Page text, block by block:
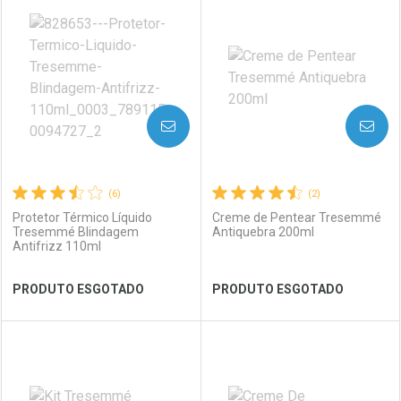
Laboratório
Ver Desconto Convênio
Por Menos Laboratório
Ver Desconto Convênio
Por Menos
(6)
Protetor Térmico Líquido
Tresemmé Blindagem
Antifrizz 110ml
PRODUTO ESGOTADO
AVISE-ME
Laboratório
Por Menos
(2)
Creme de Pentear Tresemmé
Antiquebra 200ml
PRODUTO ESGOTADO
AVISE-ME
Laboratório
Por Menos